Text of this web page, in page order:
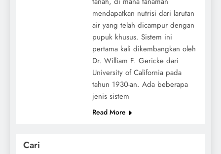
mendapatkan nutrisi dari larutan
air yang telah dicampur dengan
pupuk khusus. Sistem ini
pertama kali dikembangkan oleh
Dr. William F. Gericke dari
University of California pada
tahun 1930-an. Ada beberapa
jenis sistem
Read More
Cari